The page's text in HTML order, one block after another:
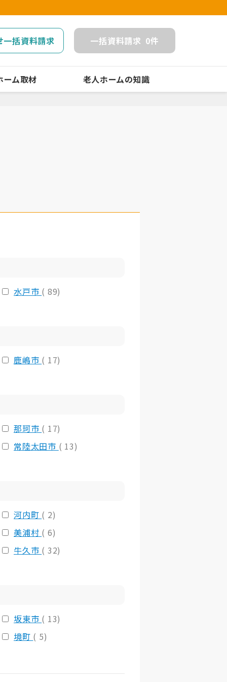
一括資料請求 一括資料請求 0件
ーム取材 老人ホームの知識
水戸市 ( 89)
鹿嶋市 ( 17)
那珂市 ( 17)
常陸太田市 ( 13)
河内町 ( 2)
美浦村 ( 6)
牛久市 ( 32)
坂東市 ( 13)
境町 ( 5)